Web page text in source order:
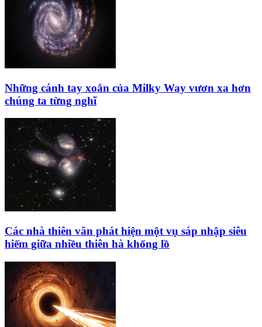
Những cánh tay xoắn của Milky Way vươn xa hơn
chúng ta từng nghĩ
Các nhà thiên văn phát hiện một vụ sáp nhập siêu
hiếm giữa nhiều thiên hà khổng lồ